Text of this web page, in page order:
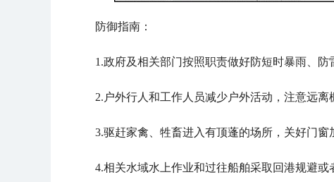
防御指南：
1.政府及相关部门按照职责做好防短时暴雨、
2.户外行人和工作人员减少户外活动，注意远离
3.驱赶家禽、牲畜进入有顶蓬的场所，关好门窗
4.相关水域水上作业和过往船舶采取回港规避